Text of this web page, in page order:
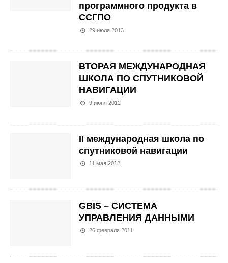
программного продукта в
ССГПО
29 июля 2013
ВТОРАЯ МЕЖДУНАРОДНАЯ
ШКОЛА ПО СПУТНИКОВОЙ
НАВИГАЦИИ
9 июня 2012
II международная школа по
спутниковой навигации
11 мая 2012
GBIS – СИСТЕМА
УПРАВЛЕНИЯ ДАННЫМИ
26 февраля 2011